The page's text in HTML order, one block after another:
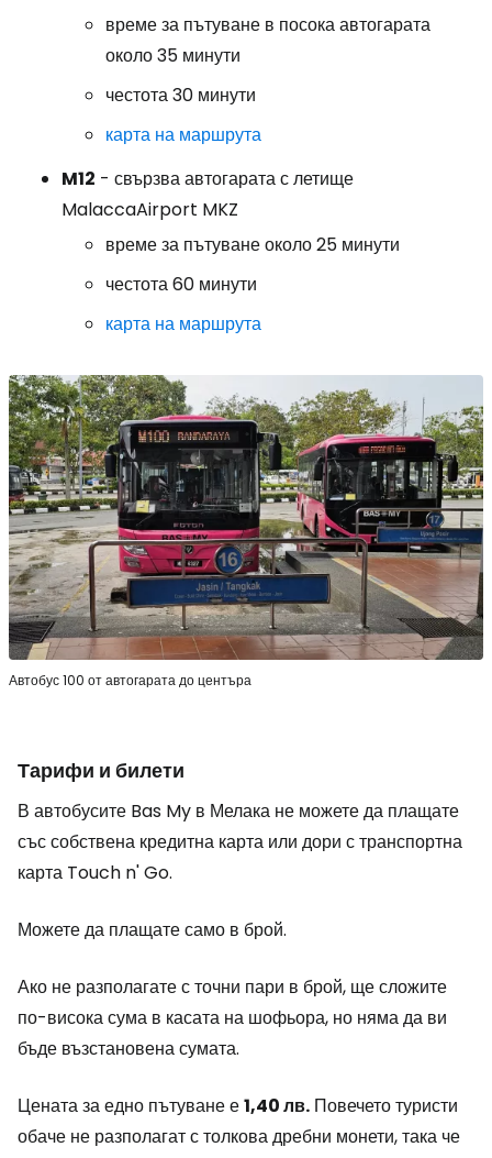
време за пътуване в посока автогарата
около 35 минути
честота 30 минути
карта на маршрута
M12 - свързва автогарата с летище
MalaccaAirport MKZ
време за пътуване около 25 минути
честота 60 минути
карта на маршрута
Автобус 100 от автогарата до центъра
Тарифи и билети
В автобусите Bas My в Мелака не можете да плащате
със собствена кредитна карта или дори с транспортна
карта Touch n' Go.
Можете да плащате само в брой.
Ако не разполагате с точни пари в брой, ще сложите
по-висока сума в касата на шофьора, но няма да ви
бъде възстановена сумата.
Цената за едно пътуване е1,40 лв. Повечето туристи
обаче не разполагат с толкова дребни монети, така че